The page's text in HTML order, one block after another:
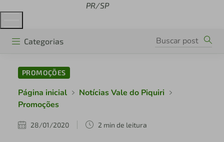
PR/SP
Categorias
PROMOÇÕES
Página inicial
Notícias Vale do Piquiri
Promoções
28/01/2020 2 min de leitura